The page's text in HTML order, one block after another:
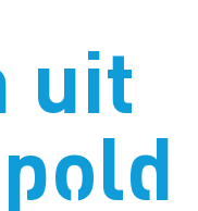
uit